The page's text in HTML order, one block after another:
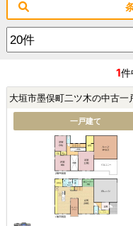
1件
大垣市墨俣町二ツ木の中古一
一戸建て